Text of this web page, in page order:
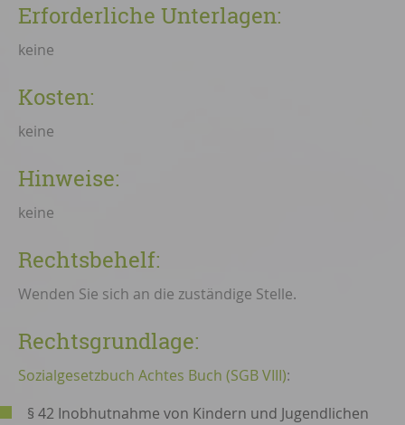
Erforderliche Unterlagen:
keine
Kosten:
keine
Hinweise:
keine
Rechtsbehelf:
Wenden Sie sich an die zuständige Stelle.
Rechtsgrundlage:
Sozialgesetzbuch Achtes Buch (SGB VIII):
§ 42 Inobhutnahme von Kindern und Jugendlichen